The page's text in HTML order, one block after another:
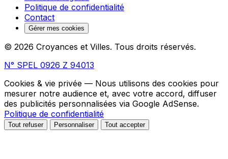
Politique de confidentialité
Contact
Gérer mes cookies
© 2026 Croyances et Villes. Tous droits réservés.
N° SPEL 0926 Z 94013
Cookies & vie privée — Nous utilisons des cookies pour
mesurer notre audience et, avec votre accord, diffuser
des publicités personnalisées via Google AdSense.
Politique de confidentialité
Tout refuser Personnaliser Tout accepter